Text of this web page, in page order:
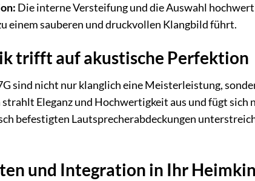
Die interne Versteifung und die Auswahl
einem sauberen und druckvollen Klangbild führt.
trifft auf akustische Perfektion
sind nicht nur klanglich eine Meisterleistung,
Eleganz und Hochwertigkeit aus und fügt sich
befestigten Lautsprecherabdeckungen
und Integration in Ihr